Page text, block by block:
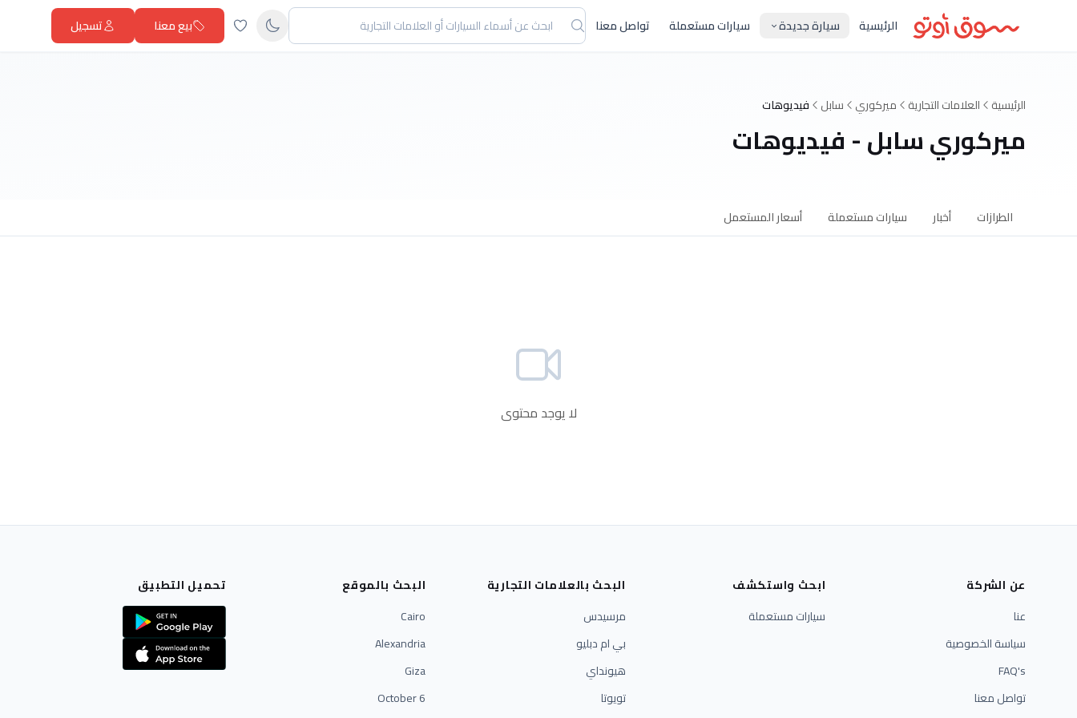
الرئيسية سيارة جديدة سيارات مستعملة تواصل معنا بيع معنا تسجيل
الرئيسية العلامات التجارية ميركوري سابل فيديوهات
ميركوري سابل - فيديوهات
الطرازات أخبار سيارات مستعملة أسعار المستعمل
لا يوجد محتوى
عن الشركة
عنا
سياسة الخصوصية
FAQ's
تواصل معنا
ابحث واستكشف
سيارات مستعملة
البحث بالعلامات التجارية
مرسيدس
بي ام دبليو
هيونداي
تويوتا
البحث بالموقع
Cairo
Alexandria
Giza
6 October
تحميل التطبيق